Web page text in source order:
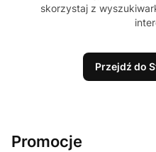
skorzystaj z
Przejdź do
Promocje